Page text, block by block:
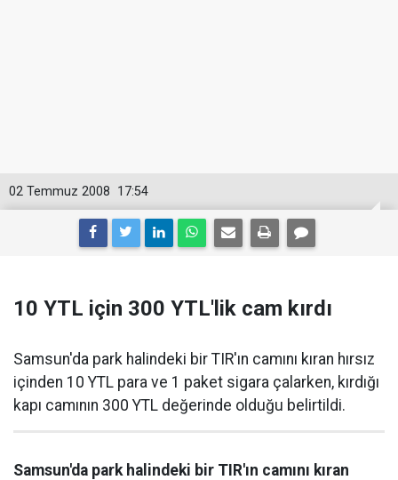
17:54
02 Temmuz 2008
10 YTL için 300 YTL'lik cam kırdı
Samsun'da park halindeki bir TIR'ın camını kıran hırsız
içinden 10 YTL para ve 1 paket sigara çalarken, kırdığı
kapı camının 300 YTL değerinde olduğu belirtildi.
Samsun'da park halindeki bir TIR'ın camını kıran